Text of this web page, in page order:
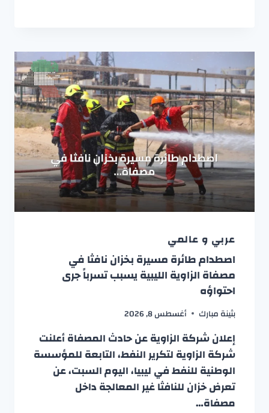
عربي و عالمي
اصطدام طائرة مسيرة بخزان نافثا في
مصفاة الزاوية الليبية يسبب تسرباً جرى
احتواؤه
بثينة مبارك أغسطس 8, 2026
إعلان شركة الزاوية عن حادث المصفاة أعلنت
شركة الزاوية لتكرير النفط، التابعة للمؤسسة
الوطنية للنفط في ليبيا، اليوم السبت، عن
تعرض خزان للنافثا غير المعالجة داخل
مصفاة…